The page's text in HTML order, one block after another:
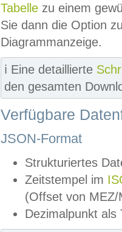
Tabelle zu einem
Sie dann die Option
Diagrammanzeige.
ℹ️ Eine detaillierte
den gesamten
Verfügbare
JSON-Format
Strukturiertes
Zeitstempel im
(Offset von MEZ/
Dezimalpunkt als